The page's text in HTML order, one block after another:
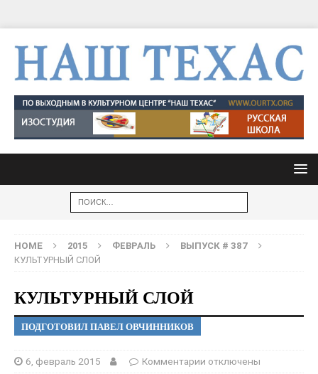
HOME 2015 ФЕВРАЛЬ
ВЫПУСК # 387
КУЛЬТУРНЫЙ СЛОЙ
КУЛЬТУРНЫЙ СЛОЙ
ПОДГОТОВИЛ ПАВЕЛ ОВЧИННИКОВ
6, февраль 2015 Комментарии отключены